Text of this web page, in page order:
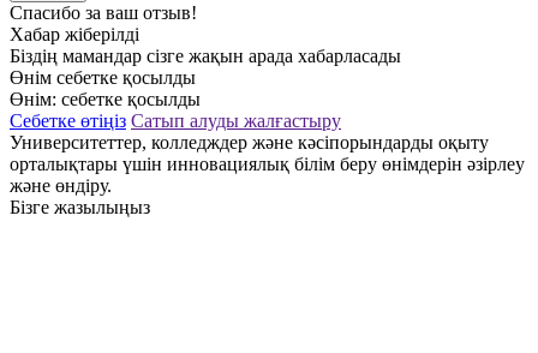
Спасибо за ваш отзыв!
Хабар жіберілді
Біздің мамандар сізге жақын арада хабарласады
Өнім себетке қосылды
Өнім: себетке қосылды
Себетке өтіңіз Сатып алуды жалғастыру
Университеттер, колледждер және кәсіпорындарды оқыту
орталықтары үшін инновациялық білім беру өнімдерін әзірлеу
және өндіру.
Бізге жазылыңыз